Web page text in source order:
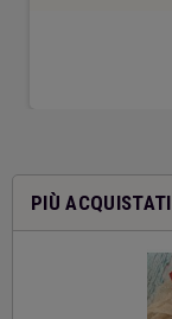
PIÙ ACQUISTATI